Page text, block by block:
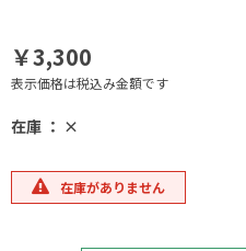
￥3,300
表示価格は税込み金額です
在庫 ： ×
在庫がありません